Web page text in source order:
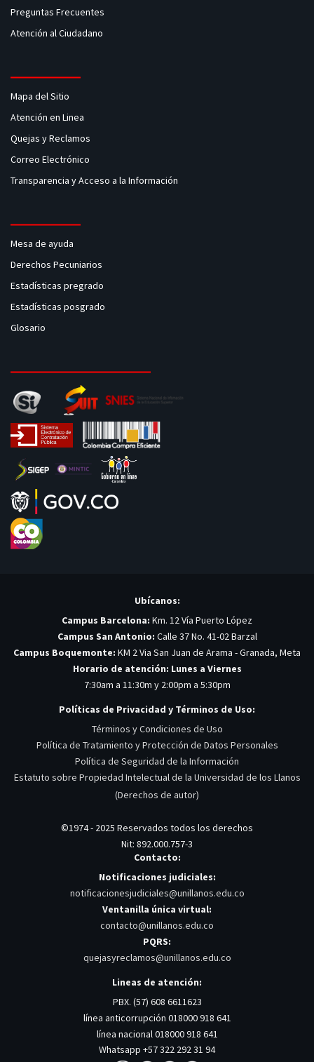
Preguntas Frecuentes
Atención al Ciudadano
Mapa del Sitio
Atención en Linea
Quejas y Reclamos
Correo Electrónico
Transparencia y Acceso a la Información
Mesa de ayuda
Derechos Pecuniarios
Estadísticas pregrado
Estadísticas posgrado
Glosario
Ubícanos:
Campus Barcelona: Km. 12 Vía Puerto López
Campus San Antonio: Calle 37 No. 41-02 Barzal
Campus Boquemonte: KM 2 Via San Juan de Arama - Granada, Meta
Horario de atención: Lunes a Viernes
7:30am a 11:30m y 2:00pm a 5:30pm
Políticas de Privacidad y Términos de Uso:
Términos y Condiciones de Uso
Política de Tratamiento y Protección de Datos Personales
Política de Seguridad de la Información
Estatuto sobre Propiedad Intelectual de la Universidad de los Llanos
(Derechos de autor)
©1974 - 2025 Reservados todos los derechos
Nit: 892.000.757-3
Contacto:
Notificaciones judiciales:
notificacionesjudiciales@unillanos.edu.co
Ventanilla única virtual:
contacto@unillanos.edu.co
PQRS:
quejasyreclamos@unillanos.edu.co
Lineas de atención:
PBX. (57) 608 6611623
línea anticorrupción 018000 918 641
línea nacional 018000 918 641
Whatsapp +57 322 292 31 94